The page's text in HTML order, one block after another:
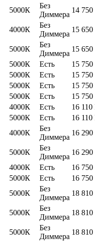
5000К
Без
Диммера
14 750
4000К
Без
Диммера
15 650
5000К
Без
Диммера
15 650
5000К Есть
15 750
5000К Есть
15 750
5000К Есть
15 750
5000К Есть
15 750
4000К Есть 16 110
5000К Есть 16 110
4000К
Без
Диммера
16 290
5000К
Без
Диммера
16 290
4000К Есть
16 750
5000К Есть
16 750
5000К
Без
Диммера
18 810
5000К
Без
Диммера
18 810
5000К
Без
Диммера
18 810